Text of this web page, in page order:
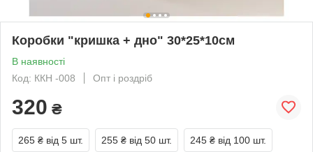
Коробки "кришка + дно" 30*25*10см
В наявності
Код: ККН -008
Опт і роздріб
320 ₴
265 ₴ від 5 шт. 255 ₴ від 50 шт. 245 ₴ від 100 шт.